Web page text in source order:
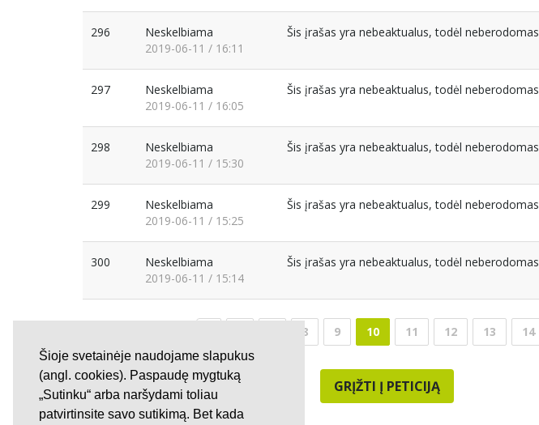
Šioje svetainėje naudojame slapukus
(angl. cookies). Paspaudę mygtuką
„Sutinku“ arba naršydami toliau
patvirtinsite savo sutikimą. Bet kada
296
Neskelbiama
2019-06-11 / 16:11
Šis įrašas yra nebeaktualus, todėl neberodomas
297
Neskelbiama
2019-06-11 / 16:05
Šis įrašas yra nebeaktualus, todėl neberodomas
298
Neskelbiama
2019-06-11 / 15:30
Šis įrašas yra nebeaktualus, todėl neberodomas
299
Neskelbiama
2019-06-11 / 15:25
Šis įrašas yra nebeaktualus, todėl neberodomas
300
Neskelbiama
2019-06-11 / 15:14
Šis įrašas yra nebeaktualus, todėl neberodomas
8 9 10 11 12 13 14
GRĮŽTI Į PETICIJĄ